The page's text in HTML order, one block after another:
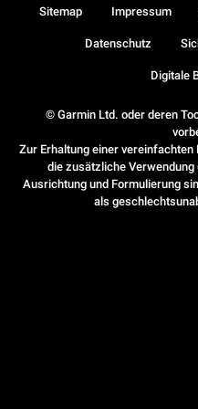
© Garmin Ltd. oder deren
Zur Erhaltung einer
die zusätzliche
Ausrichtung und Formulierung
als
Sitemap Impressum
Datenschutz
Digitale